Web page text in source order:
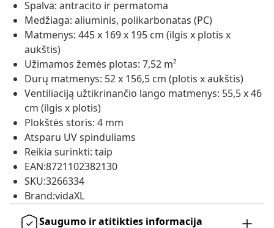
Spalva: antracito ir permatoma
Medžiaga: aliuminis, polikarbonatas (PC)
Matmenys: 445 x 169 x 195 cm (ilgis x plotis x
aukštis)
Užimamos žemės plotas: 7,52 m²
Durų matmenys: 52 x 156,5 cm (plotis x aukštis)
Ventiliaciją užtikrinančio lango matmenys: 55,5 x 46
cm (ilgis x plotis)
Plokštės storis: 4 mm
Atsparu UV spinduliams
Reikia surinkti: taip
EAN:8721102382130
SKU:3266334
Brand:vidaXL
Saugumo ir atitikties informacija